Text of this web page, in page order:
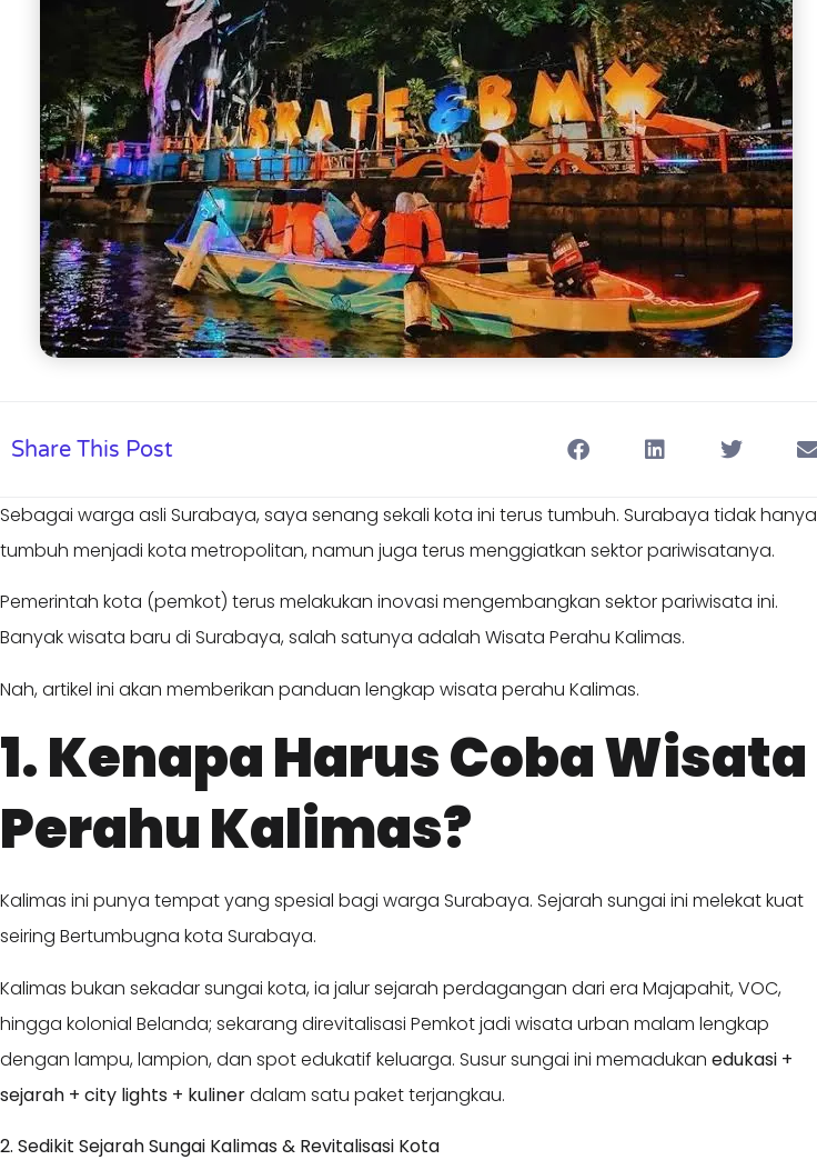
Share This Post
Sebagai warga asli Surabaya, saya senang sekali kota ini terus tumbuh. Surabaya tidak hanya
tumbuh menjadi kota metropolitan, namun juga terus menggiatkan sektor pariwisatanya.
Pemerintah kota (pemkot) terus melakukan inovasi mengembangkan sektor pariwisata ini.
Banyak wisata baru di Surabaya, salah satunya adalah Wisata Perahu Kalimas.
Nah, artikel ini akan memberikan panduan lengkap wisata perahu Kalimas.
1. Kenapa Harus Coba Wisata
Perahu Kalimas?
Kalimas ini punya tempat yang spesial bagi warga Surabaya. Sejarah sungai ini melekat kuat
seiring Bertumbugna kota Surabaya.
Kalimas bukan sekadar sungai kota, ia jalur sejarah perdagangan dari era Majapahit, VOC,
hingga kolonial Belanda; sekarang direvitalisasi Pemkot jadi wisata urban malam lengkap
dengan lampu, lampion, dan spot edukatif keluarga. Susur sungai ini memadukan edukasi +
sejarah + city lights + kulinerdalam satu paket terjangkau.
2. Sedikit Sejarah Sungai Kalimas & Revitalisasi Kota